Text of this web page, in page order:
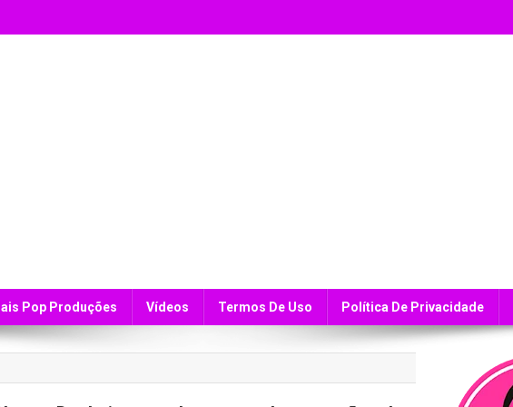
Pop Produções Vídeos Termos De Uso Política De Privacidade